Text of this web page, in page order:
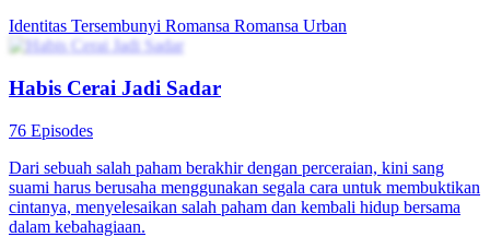
Identitas Tersembunyi Romansa Romansa Urban
Habis Cerai Jadi Sadar
76 Episodes
Dari sebuah salah paham berakhir dengan perceraian, kini sang
suami harus berusaha menggunakan segala cara untuk membuktikan
cintanya, menyelesaikan salah paham dan kembali hidup bersama
dalam kebahagiaan.